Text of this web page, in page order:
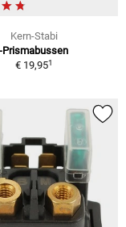
Kern-Stabi
-Prismabussen
€ 19,951